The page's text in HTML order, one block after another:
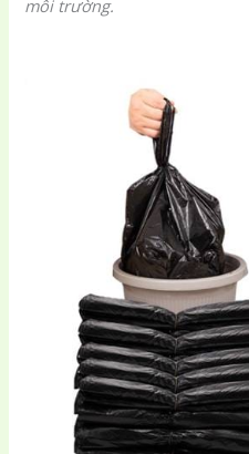
môi trường.